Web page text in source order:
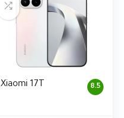
8.5
Xiaomi 17T